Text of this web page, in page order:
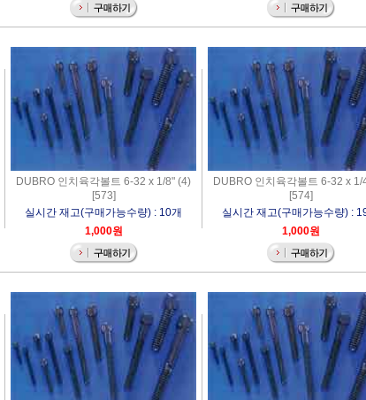
DUBRO 인치육각볼트 6-32 x 1/8" (4)
[573]
실시간 재고(구매가능수량) : 10개
1,000원
DUBRO 인치육각볼트 6-32 x 1/
[574]
실시간 재고(구매가능수량) :
1,000원